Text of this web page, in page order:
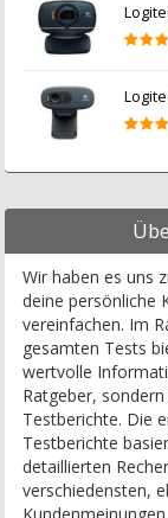
Wir haben es uns
deine persönliche
vereinfachen. Im
gesamten Tests
wertvolle
Ratgeber,
Testberichte. Die
Testberichte
detaillierten
verschiedensten,